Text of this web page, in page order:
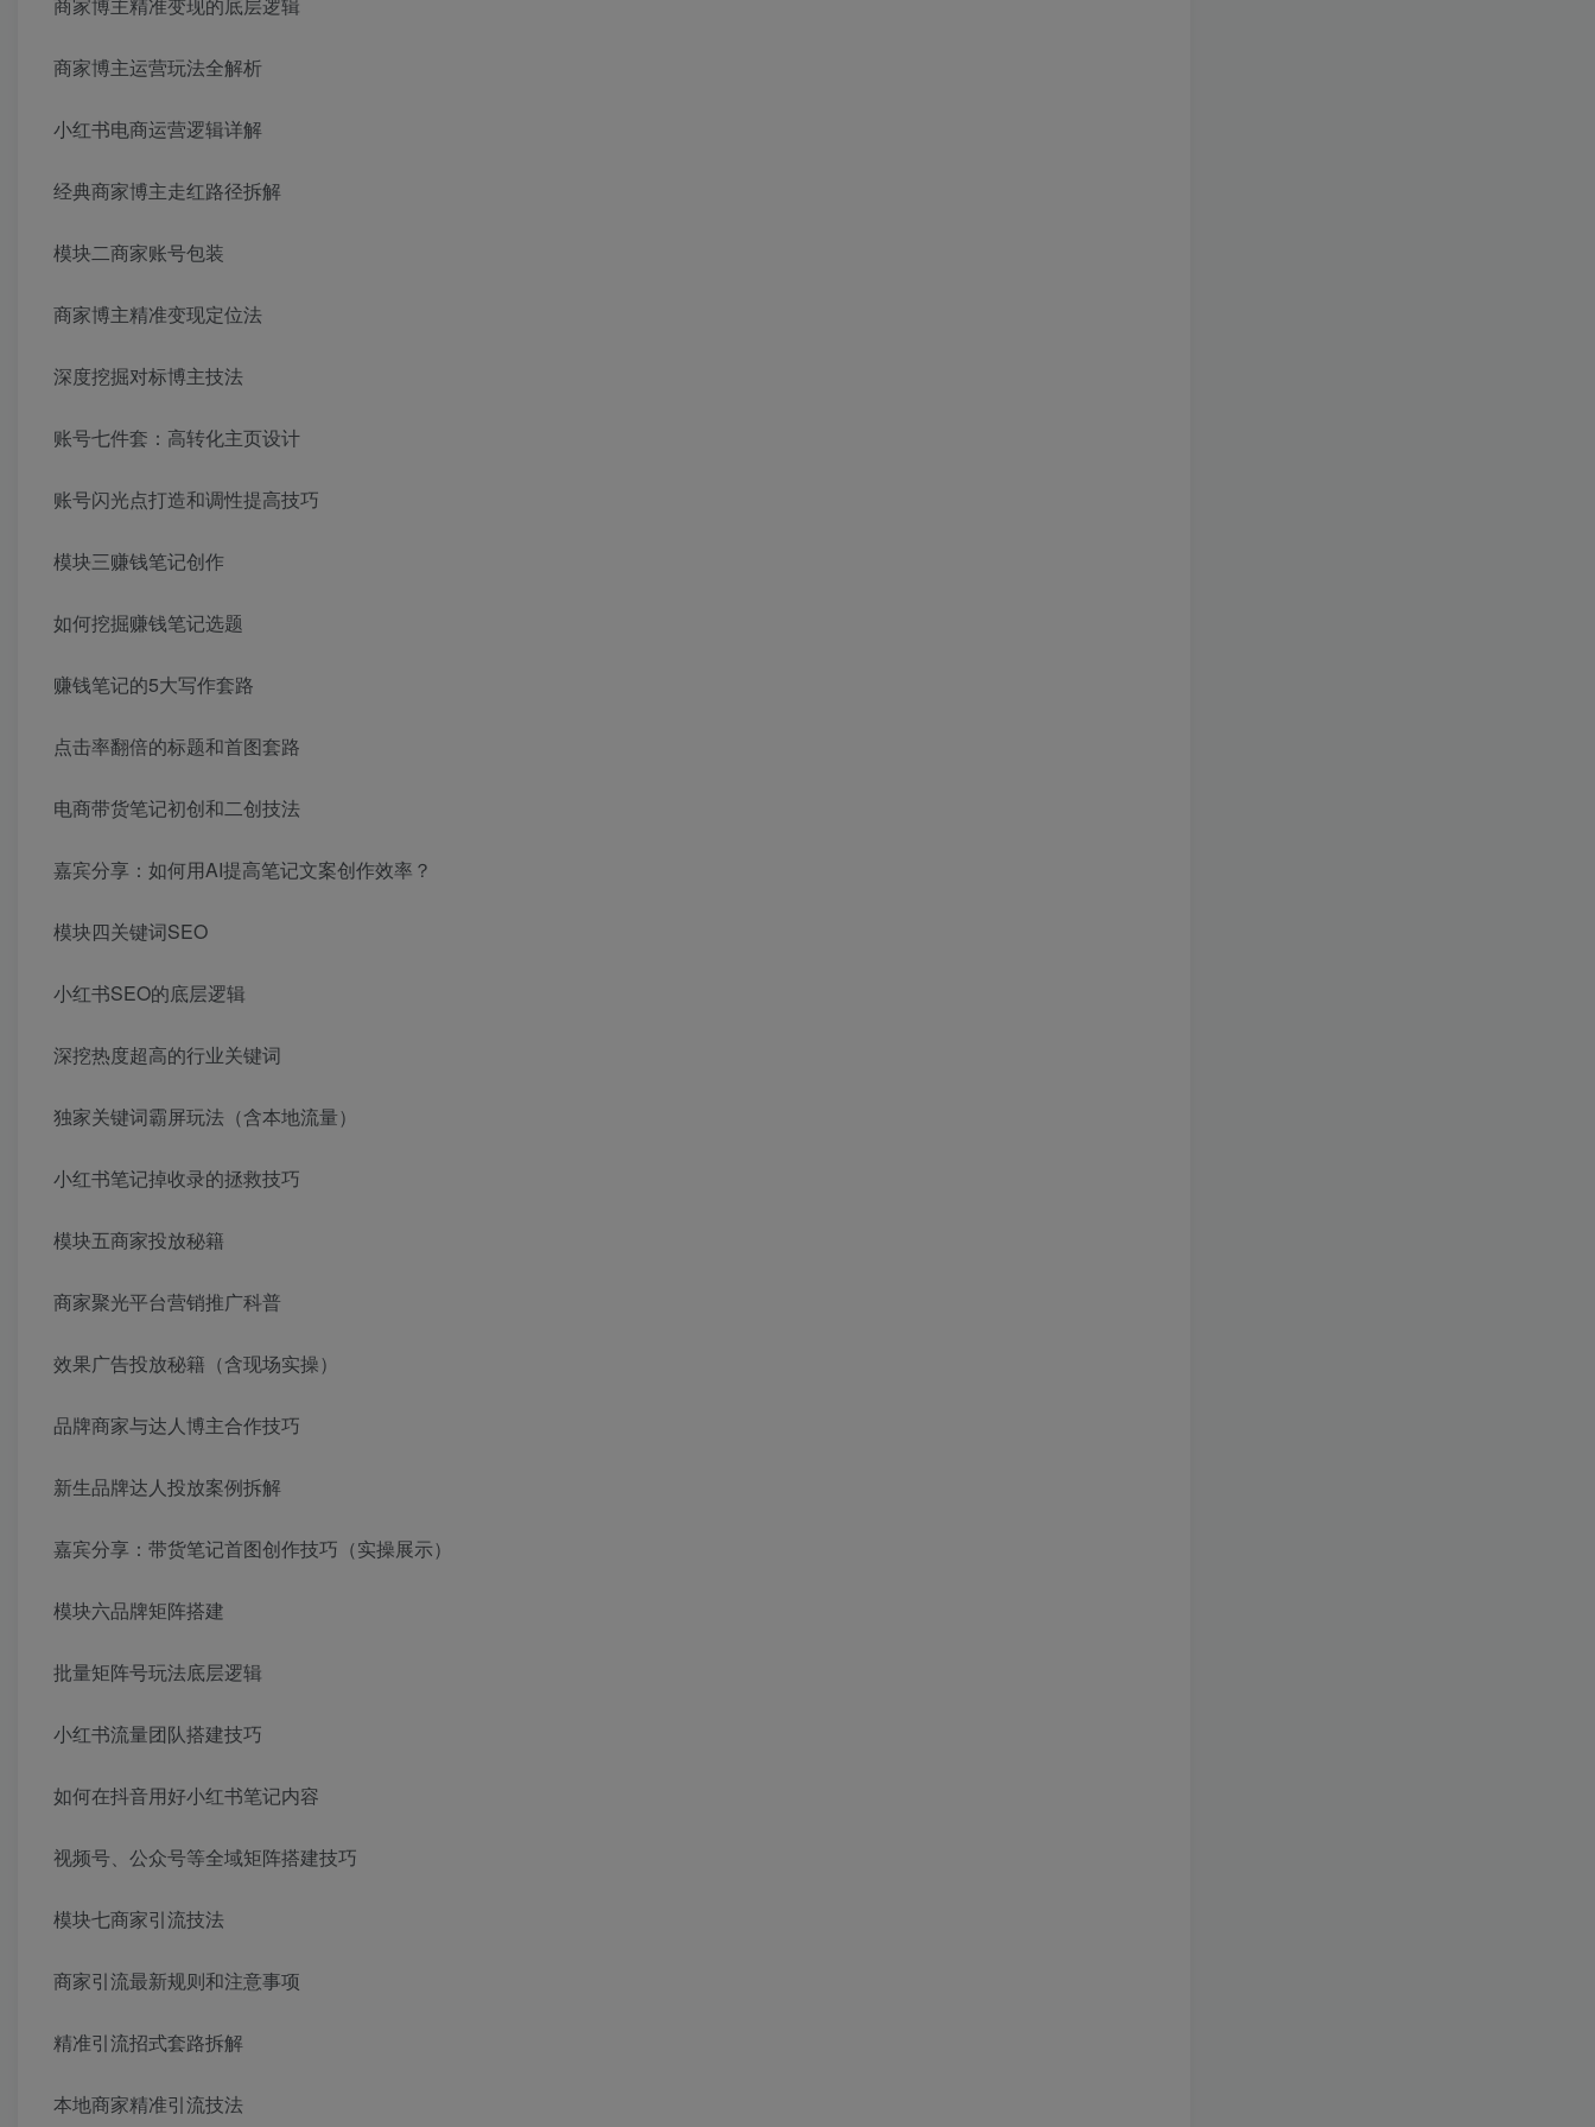
商家博主精准变现的底层逻辑
商家博主运营玩法全解析
小红书电商运营逻辑详解
经典商家博主走红路径拆解
模块二商家账号包装
商家博主精准变现定位法
深度挖掘对标博主技法
账号七件套：高转化主页设计
账号闪光点打造和调性提高技巧
模块三赚钱笔记创作
如何挖掘赚钱笔记选题
赚钱笔记的5大写作套路
点击率翻倍的标题和首图套路
电商带货笔记初创和二创技法
嘉宾分享：如何用AI提高笔记文案创作效率？
模块四关键词SEO
小红书SEO的底层逻辑
深挖热度超高的行业关键词
独家关键词霸屏玩法（含本地流量）
小红书笔记掉收录的拯救技巧
模块五商家投放秘籍
商家聚光平台营销推广科普
效果广告投放秘籍（含现场实操）
品牌商家与达人博主合作技巧
新生品牌达人投放案例拆解
嘉宾分享：带货笔记首图创作技巧（实操展示）
模块六品牌矩阵搭建
批量矩阵号玩法底层逻辑
小红书流量团队搭建技巧
如何在抖音用好小红书笔记内容
视频号、公众号等全域矩阵搭建技巧
模块七商家引流技法
商家引流最新规则和注意事项
精准引流招式套路拆解
本地商家精准引流技法